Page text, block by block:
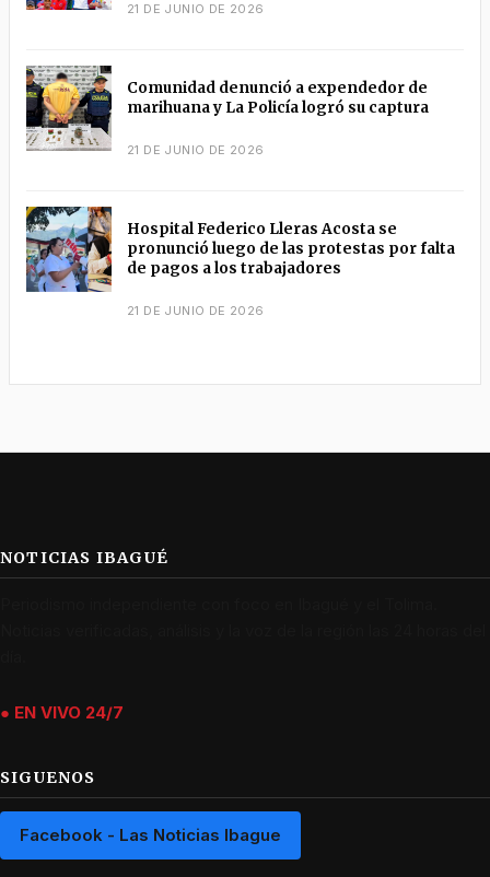
21 DE JUNIO DE 2026
Comunidad denunció a expendedor de
marihuana y La Policía logró su captura
21 DE JUNIO DE 2026
Hospital Federico Lleras Acosta se
pronunció luego de las protestas por falta
de pagos a los trabajadores
21 DE JUNIO DE 2026
NOTICIAS IBAGUÉ
● EN VIVO 24/7
SIGUENOS
Facebook - Las Noticias Ibague